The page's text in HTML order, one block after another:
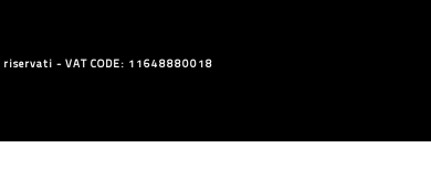
- VAT CODE: 11648880018